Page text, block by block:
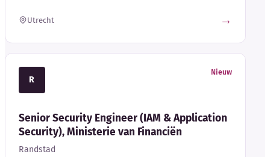
Utrecht →
R
Nieuw
Senior Security Engineer (IAM & Application
Security), Ministerie van Financiën
Randstad